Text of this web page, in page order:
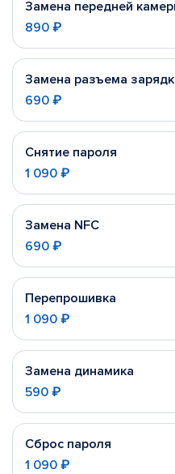
Замена передней
890 ₽
Замена разъема
690 ₽
Снятие пароля
1 090 ₽
Замена NFC
690 ₽
Перепрошивка
1 090 ₽
Замена динамика
590 ₽
Сброс пароля
1 090 ₽